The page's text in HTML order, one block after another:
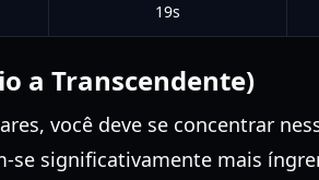
19s
a Transcendente)
você deve se concentrar
significativamente mais